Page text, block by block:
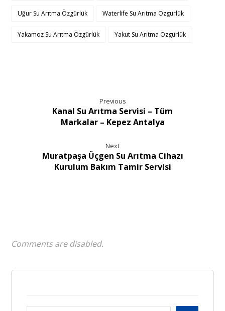
Uğur Su Arıtma Özgürlük Waterlife Su Arıtma Özgürlük
Yakamoz Su Arıtma Özgürlük Yakut Su Arıtma Özgürlük
Previous
Kanal Su Arıtma Servisi – Tüm
Markalar – Kepez Antalya
Next
Muratpaşa Üçgen Su Arıtma Cihazı
Kurulum Bakım Tamir Servisi
Comments are disabled.